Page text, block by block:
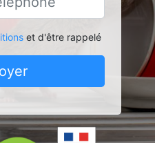
et d'être rappelé